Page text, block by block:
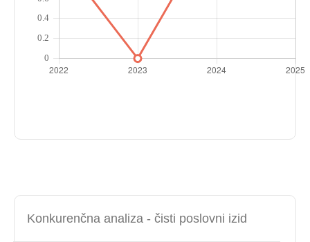
Konkurenčna analiza - čisti poslovni izid